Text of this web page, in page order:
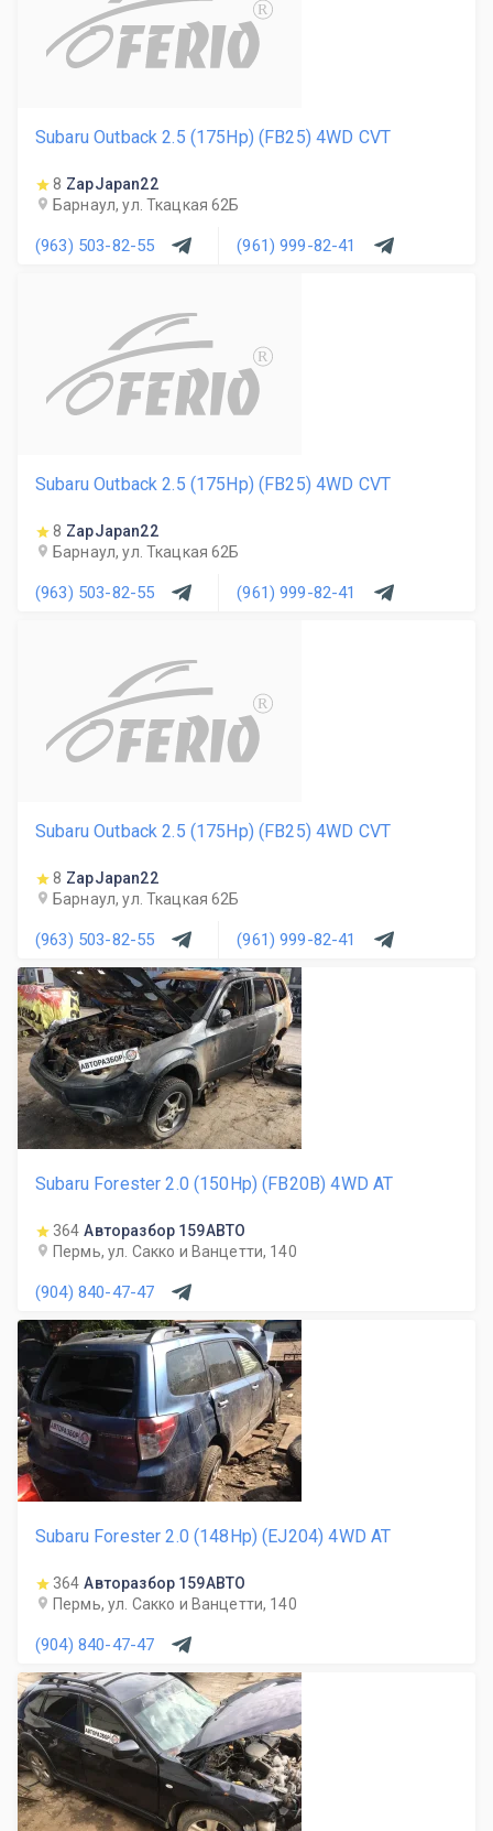
R
Subaru Outback 2.5 (175Hp) (FB25) 4WD CVT
8 ZapJapan22
Барнаул, ул. Ткацкая 62Б
(963) 503-82-55 (961) 999-82-41
R
Subaru Outback 2.5 (175Hp) (FB25) 4WD CVT
8 ZapJapan22
Барнаул, ул. Ткацкая 62Б
(963) 503-82-55 (961) 999-82-41
R
Subaru Outback 2.5 (175Hp) (FB25) 4WD CVT
8 ZapJapan22
Барнаул, ул. Ткацкая 62Б
(963) 503-82-55 (961) 999-82-41
Subaru Forester 2.0 (150Hp) (FB20B) 4WD AT
364 Авторазбор 159АВТО
Пермь, ул. Сакко и Ванцетти, 140
(904) 840-47-47
Subaru Forester 2.0 (148Hp) (EJ204) 4WD AT
364 Авторазбор 159АВТО
Пермь, ул. Сакко и Ванцетти, 140
(904) 840-47-47